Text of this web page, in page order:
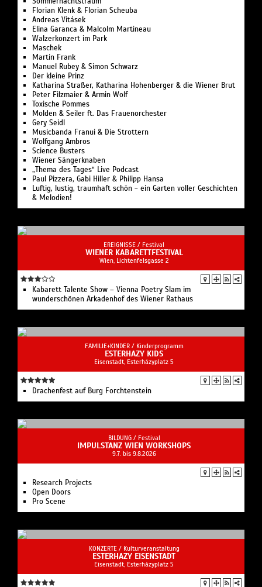
Florian Klenk & Florian Scheuba
Andreas Vitásek
Elina Garanca & Malcolm Martineau
Walzerkonzert im Park
Maschek
Martin Frank
Manuel Rubey & Simon Schwarz
Der kleine Prinz
Katharina Straßer, Katharina Hohenberger & die Wiener Brut
Peter Filzmaier & Armin Wolf
Toxische Pommes
Molden & Seiler ft. Das Frauenorchester
Gery Seidl
Musicbanda Franui & Die Strottern
Wolfgang Ambros
Science Busters
Wiener Sängerknaben
„Thema des Tages“ Live Podcast
Paul Pizzera, Gabi Hiller & Philipp Hansa
Luftig, lustig, traumhaft schön - ein Garten voller Geschichten
& Melodien!
EREIGNISSE / Festival
WIENER KABARETTFESTIVAL
Wien, Lichtenfelsgasse 2
Kabarett Talente Show – Vienna Poetry Slam im
wunderschönen Arkadenhof des Wiener Rathaus
FAMILIE+KINDER / Kinderprogramm
ESTERHAZY KIDS
Eisenstadt, Esterházyplatz 5
Drachenfest auf Burg Forchtenstein
BILDUNG / Festival
IMPULSTANZ WIEN WORKSHOPS
9.7. bis 9.8.2026
Research Projects
Open Doors
Pro Scene
KONZERTE / Kulturveranstaltung
ESTERHAZY EISENSTADT
Eisenstadt, Esterházyplatz 5